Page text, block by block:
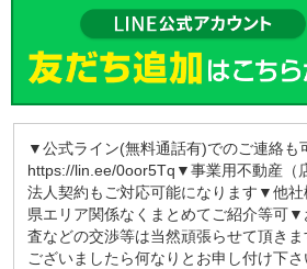
▼公式ライン(無料通話有)でのご連絡も
https://lin.ee/0oor5Tq▼事業用不動産（
法人契約もご対応可能になります▼他社
県エリア関係なくまとめてご紹介等可
査などの交渉等は当然頑張らせて頂き
ございましたら何なりとお申し付け下